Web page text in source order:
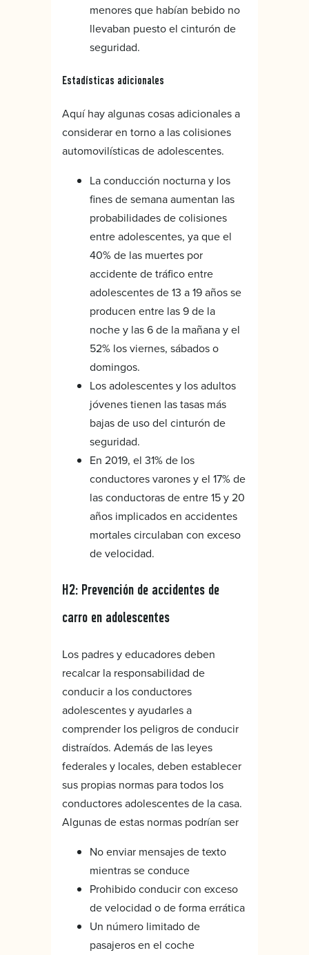
menores que habían bebido no
llevaban puesto el cinturón de
seguridad.
Estadísticas adicionales
Aquí hay algunas cosas adicionales a
considerar en torno a las colisiones
automovilísticas de adolescentes.
La conducción nocturna y los
fines de semana aumentan las
probabilidades de colisiones
entre adolescentes, ya que el
40% de las muertes por
accidente de tráfico entre
adolescentes de 13 a 19 años se
producen entre las 9 de la
noche y las 6 de la mañana y el
52% los viernes, sábados o
domingos.
Los adolescentes y los adultos
jóvenes tienen las tasas más
bajas de uso del cinturón de
seguridad.
En 2019, el 31% de los
conductores varones y el 17% de
las conductoras de entre 15 y 20
años implicados en accidentes
mortales circulaban con exceso
de velocidad.
H2: Prevención de accidentes de
carro en adolescentes
Los padres y educadores deben
recalcar la responsabilidad de
conducir a los conductores
adolescentes y ayudarles a
comprender los peligros de conducir
distraídos. Además de las leyes
federales y locales, deben establecer
sus propias normas para todos los
conductores adolescentes de la casa.
Algunas de estas normas podrían ser
No enviar mensajes de texto
mientras se conduce
Prohibido conducir con exceso
de velocidad o de forma errática
Un número limitado de
pasajeros en el coche